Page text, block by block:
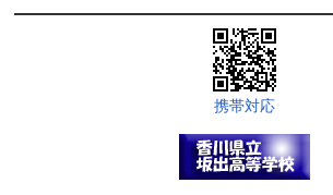
携帯対応